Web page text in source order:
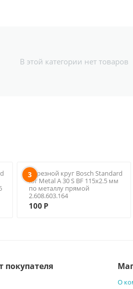
В этой категории нет товаров
3
Отрезной круг Bosch Standard
for Metal A 30 S BF 115х2.5 мм
по металлу прямой
2.608.603.164
100 Р
покупателя
О